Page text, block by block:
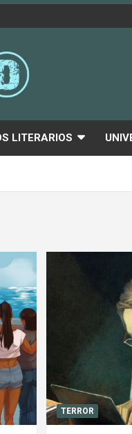
LITERARIOS
TERROR